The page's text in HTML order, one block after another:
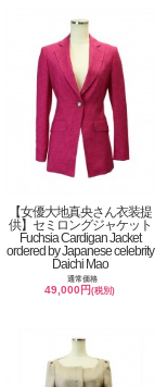
【女優大地真央さん衣装提
供】セミロングジャケット
Fuchsia Cardigan Jacket
ordered by Japanese celebrity
Daichi Mao
通常価格
49,000円(税別)